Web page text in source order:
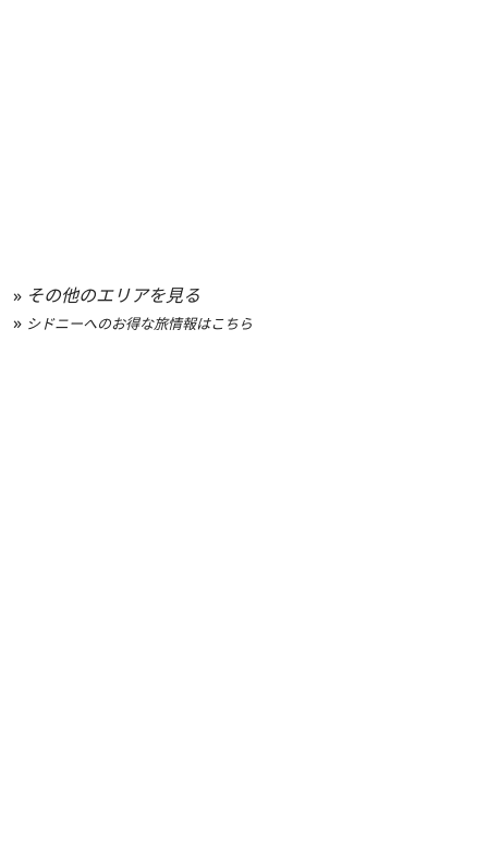
» その他のエリアを見る
» シドニーへのお得な旅情報はこちら